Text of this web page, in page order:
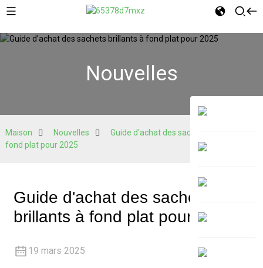
Nouvelles
Maison Nouvelles
Guide d'achat des sachets brillants à
fond plat pour 2025
Guide d'achat des sachets
brillants à fond plat pour 2025
19 mars 2025